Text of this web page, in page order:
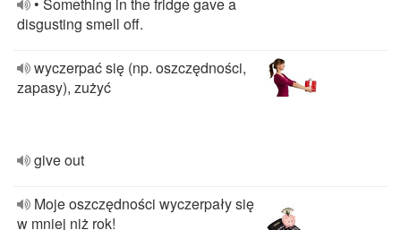
disgusting smell off.
wyczerpać się (np. oszczędności,
zapasy), zużyć
give out
Moje oszczędności wyczerpały się
w mniej niż rok!